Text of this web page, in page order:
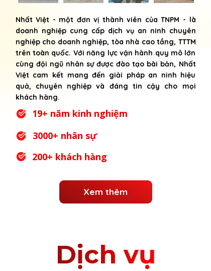
Nhất Việt - một đơn vị thành viên của TNPM - là
doanh nghiệp cung cấp dịch vụ an ninh chuyên
nghiệp cho doanh nghiệp, tòa nhà cao tầng, TTTM
trên toàn quốc. Với năng lực vận hành quy mô lớn
cùng đội ngũ nhân sự được đào tạo bài bản, Nhất
Việt cam kết mang đến giải pháp an ninh hiệu
quả, chuyên nghiệp và đáng tin cậy cho mọi
khách hàng.
19+ năm kinh nghiệm
3000+ nhân sự
200+ khách hàng
Xem thêm
Dịch vụ